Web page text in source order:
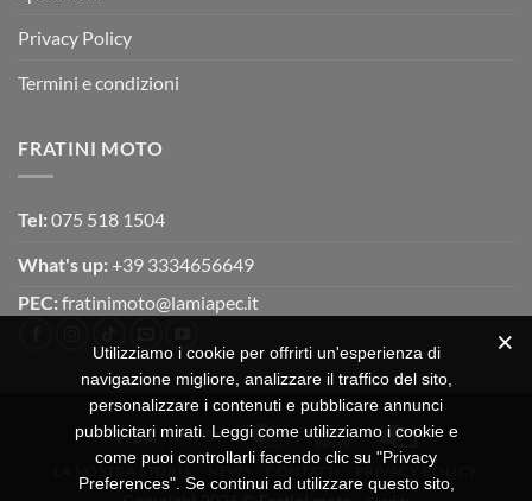
Privacy Policy
Termini e condizioni
FRATINI MOTO
Tel: 075 518 1504
What's up: +39 3334656649
PEC: fratinimoto@lamiapec.it
Visa PayPal MasterCardCartaSi Credit
Card
LA NOSTRA STORIA PRIVACY POLICY
Utilizziamo i cookie per offrirti un'esperienza di
navigazione migliore, analizzare il traffico del sito,
personalizzare i contenuti e pubblicare annunci
pubblicitari mirati. Leggi come utilizziamo i cookie e
come puoi controllarli facendo clic su "Privacy
Preferences". Se continui ad utilizzare questo sito,